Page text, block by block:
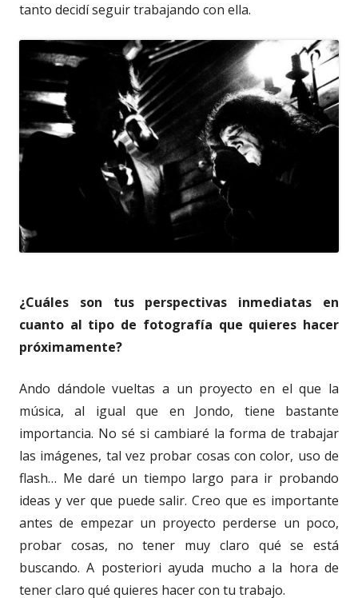
tanto decidí seguir trabajando con ella.
¿Cuáles son tus perspectivas inmediatas en
cuanto al tipo de fotografía que quieres hacer
próximamente?
Ando dándole vueltas a un proyecto en el que la
música, al igual que en Jondo, tiene bastante
importancia. No sé si cambiaré la forma de trabajar
las imágenes, tal vez probar cosas con color, uso de
flash… Me daré un tiempo largo para ir probando
ideas y ver que puede salir. Creo que es importante
antes de empezar un proyecto perderse un poco,
probar cosas, no tener muy claro qué se está
buscando. A posteriori ayuda mucho a la hora de
tener claro qué quieres hacer con tu trabajo.